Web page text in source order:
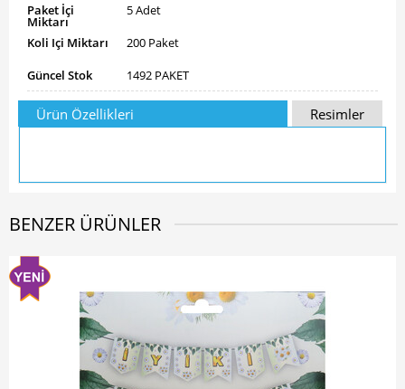
Paket İçi
Miktarı
5 Adet
Koli Içi Miktarı
200 Paket
Güncel Stok
1492 PAKET
Ürün Özellikleri Resimler
BENZER ÜRÜNLER